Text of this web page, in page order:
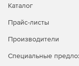
Генерация
Каталог
Прайс-листы
Производители
Специальные